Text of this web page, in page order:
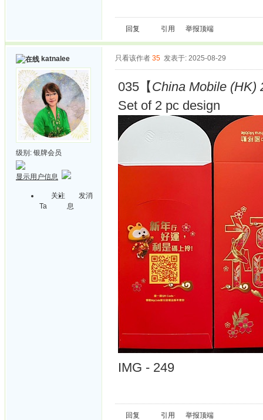
回复 引用 举报顶端
katnalee
级别: 银牌会员
显示用户信息
关注
Ta
发消
息
只看该作者 35 发表于: 2025-08-29
035【China Mobile (HK)
Set of 2 pc design
IMG - 249
回复 引用 举报顶端